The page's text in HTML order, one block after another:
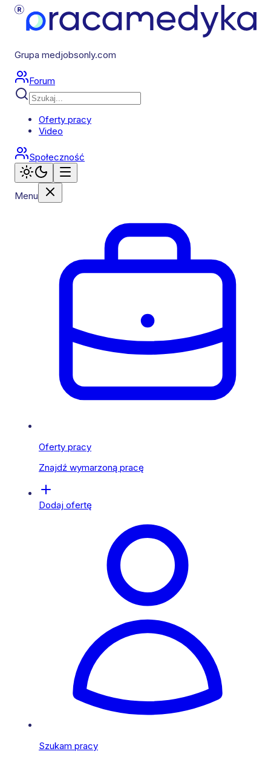
Grupa medjobsonly.com
Forum
Oferty pracy
Video
Społeczność
Menu
Oferty pracy
Znajdź wymarzoną pracę
Dodaj ofertę
Szukam pracy